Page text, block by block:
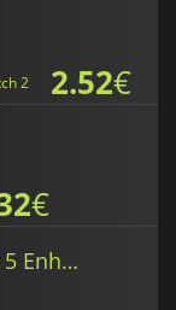
2 2.52€
€
Grand Theft Auto 5 Enhanced